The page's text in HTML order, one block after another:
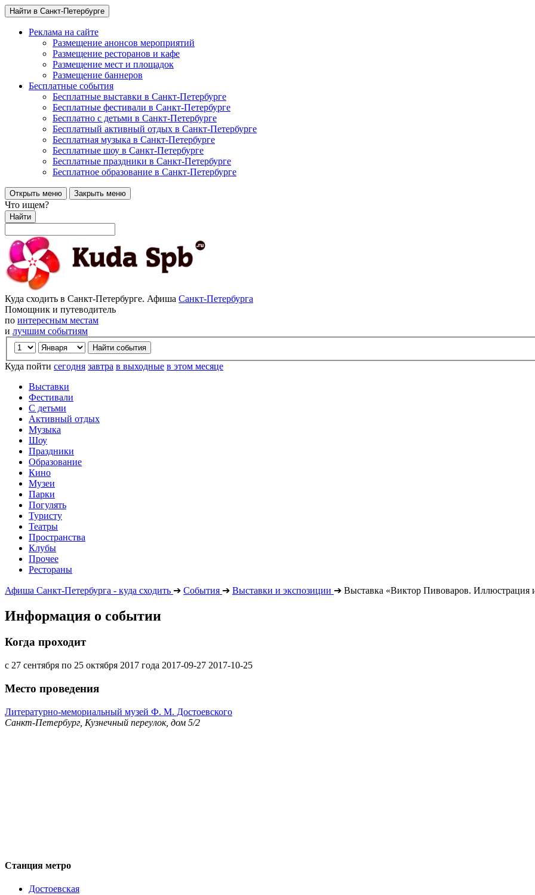
Найти в Санкт-Петербурге
Реклама на сайте
Размещение анонсов мероприятий
Размещение ресторанов и кафе
Размещение мест и площадок
Размещение баннеров
Бесплатные события
Бесплатные выставки в Санкт-Петербурге
Бесплатные фестивали в Санкт-Петербурге
Бесплатно с детьми в Санкт-Петербурге
Бесплатный активный отдых в Санкт-Петербурге
Бесплатная музыка в Санкт-Петербурге
Бесплатные шоу в Санкт-Петербурге
Бесплатные праздники в Санкт-Петербурге
Бесплатное образование в Санкт-Петербурге
Открыть меню Закрыть меню
Что ищем?
Найти
Куда сходить в Санкт-Петербурге. Афиша Санкт-Петербурга
Помощник и путеводитель
по интересным местам
и лучшим событиям
Куда пойти сегодня завтра в выходные в этом месяце
Выставки
Фестивали
С детьми
Активный отдых
Музыка
Шоу
Праздники
Образование
Кино
Музеи
Парки
Погулять
Туристу
Театры
Пространства
Клубы
Прочее
Рестораны
Афиша Санкт-Петербурга - куда сходить ➔ События ➔ Выставки и экспозиции ➔ Выставка «Виктор Пивоваров. Иллюстрация
Информация о событии
Когда проходит
с 27 сентября по 25 октября 2017 года 2017-09-27 2017-10-25
Место проведения
Литературно-мемориальный музей Ф. М. Достоевского
Санкт-Петербург, Кузнечный переулок, дом 5/2
Станция метро
Достоевская